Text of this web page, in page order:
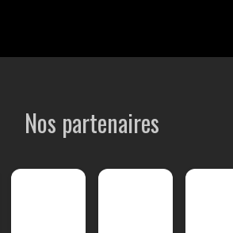
Nos partenaires